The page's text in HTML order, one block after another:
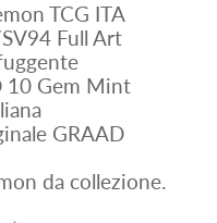
TCG ITA
Full Art
10 Gem Mint
GRAAD
da collezione.